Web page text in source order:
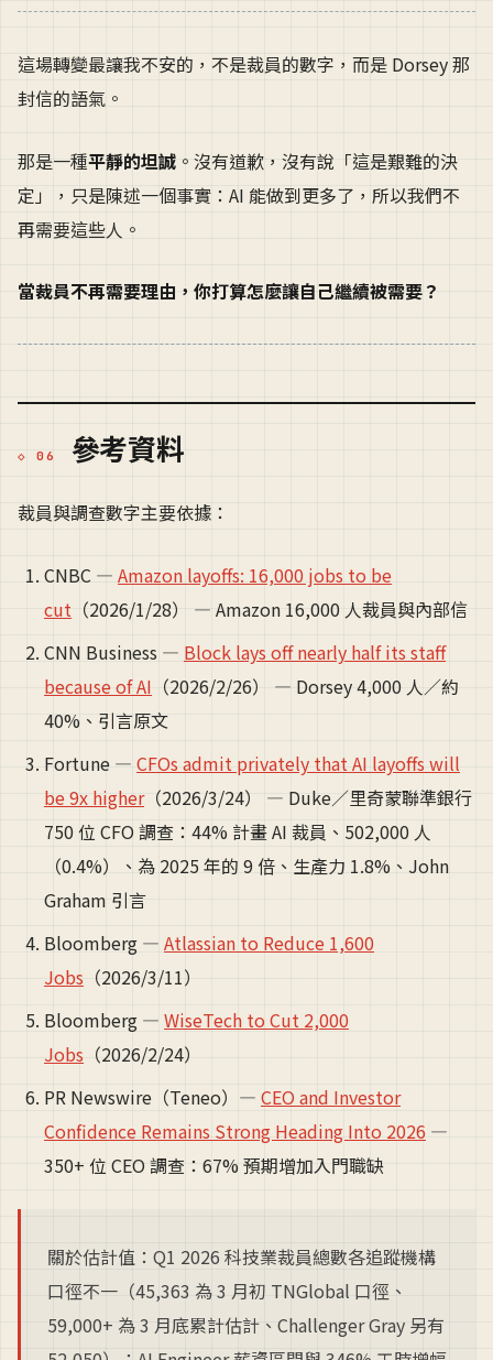
這場轉變最讓我不安的，不是裁員的數字，而是 Dorsey 那
封信的語氣。
那是一種平靜的坦誠 。沒有道歉，沒有說「這是艱難的決
定」，只是陳述一個事實：AI 能做到更多了，所以我們不
再需要這些人。
當裁員不再需要理由，你打算怎麼讓自己繼續被需要？
參考資料
裁員與調查數字主要依據：
CNBC — Amazon layoffs: 16,000 jobs to be
cut （2026/1/28） — Amazon 16,000 人裁員與內部信
CNN Business — Block lays off nearly half its staff
because of AI （2026/2/26） — Dorsey 4,000 人／約
40%、引言原文
Fortune — CFOs admit privately that AI layoffs will
be 9x higher（2026/3/24） — Duke／里奇蒙聯準銀行
750 位 CFO 調查：44% 計畫 AI 裁員、502,000 人
（0.4%）、為 2025 年的 9 倍、生產力 1.8%、John
Graham 引言
Bloomberg — Atlassian to Reduce 1,600
Jobs （2026/3/11）
Bloomberg — WiseTech to Cut 2,000
Jobs （2026/2/24）
PR Newswire（Teneo）— CEO and Investor
Confidence Remains Strong Heading Into 2026 —
350+ 位 CEO 調查：67% 預期增加入門職缺
關於估計值：Q1 2026 科技業裁員總數各追蹤機構
口徑不一（45,363 為 3 月初 TNGlobal 口徑、
59,000+ 為 3 月底累計估計、Challenger Gray 另有